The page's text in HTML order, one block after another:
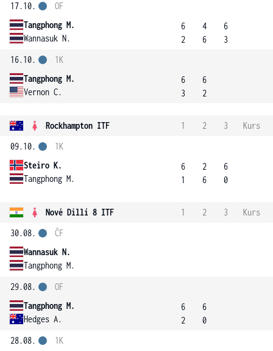
17.10.
Tangphong M.
Wannasuk N.
OF
6
2
4
6
6
3
16.10.
Tangphong M.
Vernon C.
1K
6
3
6
2
Rockhampton ITF 1 2 3
Kurs
09.10.
Steiro K.
Tangphong M.
1K
6
1
2
6
6
0
Nové Dillí 8 ITF 1 2 3
Kurs
30.08.
Wannasuk N.
Tangphong M.
ČF
29.08.
Tangphong M.
Hedges A.
OF
6
2
6
0
28.08.
1K